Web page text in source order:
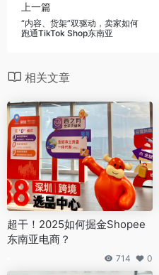
上一篇
“内容、货架”双驱动，卖家如何
跑通TikTok Shop东南亚
相关文章
超干！2025如何掘金Shopee
东南亚电商？
714 0